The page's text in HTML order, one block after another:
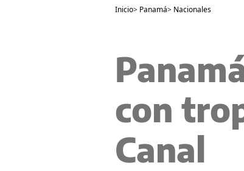
Inicio> Panamá> Nacionales
con
Canal